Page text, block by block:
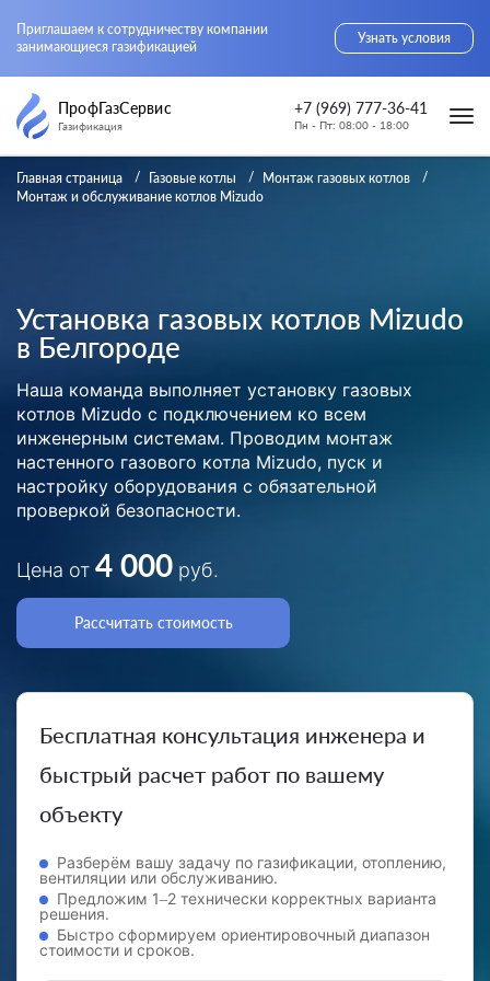
Приглашаем к сотрудничеству компании
занимающиеся газификацией
Узнать условия
ПрофГазСервис
Газификация
+7 (969) 777-36-41
Пн - Пт: 08:00 - 18:00
Главная страница Газовые котлы
Монтаж газовых котлов
Монтаж и обслуживание котлов Mizudo
Установка газовых котлов Mizudo
в Белгороде
Наша команда выполняет установку газовых
котлов Mizudo с подключением ко всем
инженерным системам. Проводим монтаж
настенного газового котла Mizudo, пуск и
настройку оборудования с обязательной
проверкой безопасности.
Цена от 4 000 руб.
Рассчитать стоимость
Бесплатная консультация инженера и
быстрый расчет работ по вашему
объекту
Разберём вашу задачу по газификации, отоплению,
вентиляции или обслуживанию.
Предложим 1–2 технически корректных варианта
решения.
Быстро сформируем ориентировочный диапазон
стоимости и сроков.